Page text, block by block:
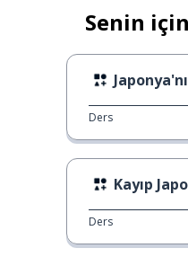
Senin
Japonya'nın
Ders
Kayıp
Ders